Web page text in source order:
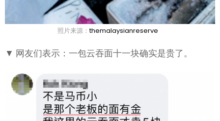
照片来源：themalaysianreserve
▼ 网友们表示：一包云吞面十一块确实是贵了。